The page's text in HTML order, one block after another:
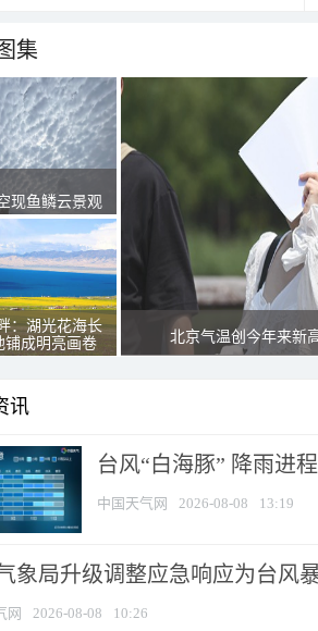
集
现鱼鳞云景观
：湖光花海长
铺成明亮画卷
北京气温创今年来新
讯
台风“白海豚” 降雨进
中国天气网 2026-08-08 13:19
象局升级调整应急响应为台风
网 2026-08-08 10:26